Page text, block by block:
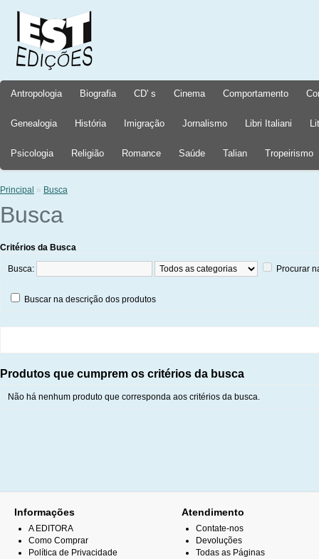
Antropologia Biografia CD' s Cinema Comportamento
Genealogia História Imigração Jornalismo Libri Italiani
Psicologia Religião Romance Saúde Talian Tropeirismo
Principal » Busca
Busca
Critérios da Busca
Busca: Procurar
Buscar na descrição dos produtos
Produtos que cumprem os critérios da busca
Não há nenhum produto que corresponda aos critérios da busca.
Informações
A EDITORA
Como Comprar
Política de Privacidade
Atendimento
Contate-nos
Devoluções
Todas as Páginas